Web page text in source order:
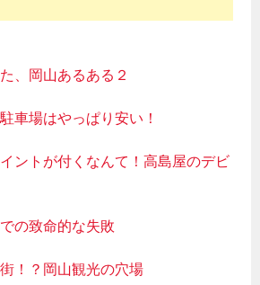
、岡山あるある２
車場はやっぱり安い！
ントが付くなんて！高島屋のデビ
の致命的な失敗
！？岡山観光の穴場